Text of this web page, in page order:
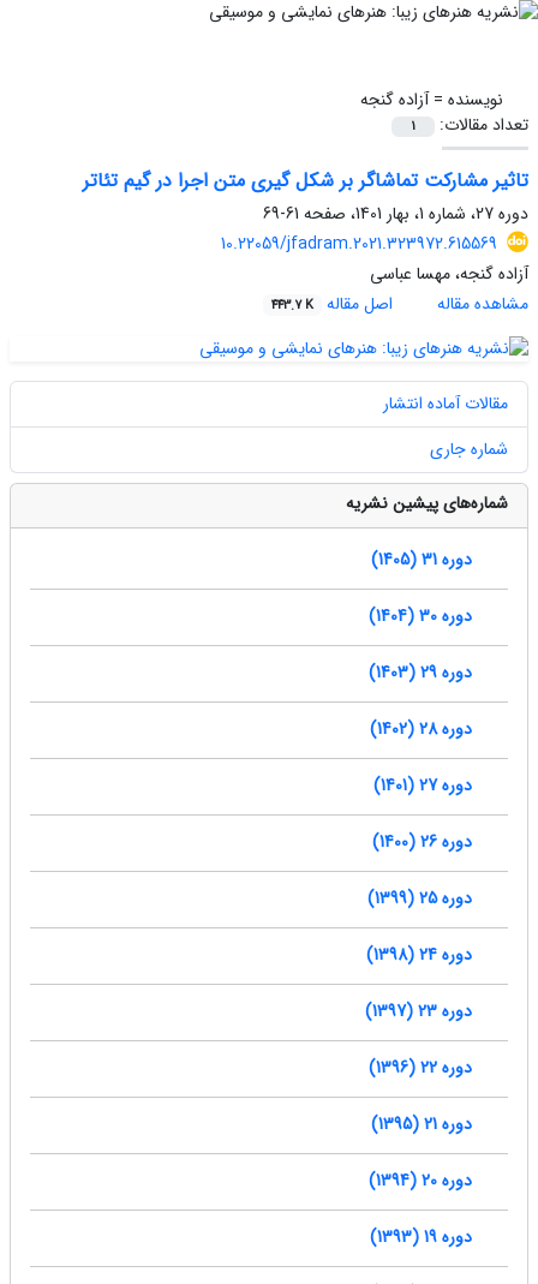
نویسنده =آزاده گنجه
تعداد مقالات:
1
تاثیر مشارکت تماشاگر بر شکل گیری متن اجرا در گیم تئاتر
دوره 27، شماره 1، بهار 1401، صفحه
61-69
10.22059/jfadram.2021.323972.615569
آزاده گنجه، مهسا عباسی
مشاهده مقاله
اصل مقاله 443.7 K
مقالات آماده انتشار
شماره جاری
شماره‌های پیشین نشریه
دوره 31 (1405)
دوره 30 (1404)
دوره 29 (1403)
دوره 28 (1402)
دوره 27 (1401)
دوره 26 (1400)
دوره 25 (1399)
دوره 24 (1398)
دوره 23 (1397)
دوره 22 (1396)
دوره 21 (1395)
دوره 20 (1394)
دوره 19 (1393)